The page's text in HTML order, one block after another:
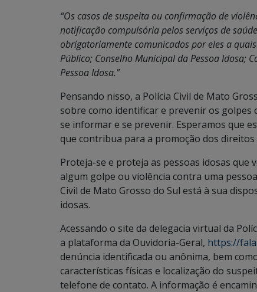
“Os casos de suspeita ou confirmação de
notificação compulsória pelos serviços de
obrigatoriamente comunicados por eles a
Público; Conselho Municipal da Pessoa Idosa;
Pessoa Idosa.”
Pensando nisso, a Polícia Civil de Mato
sobre como identificar e prevenir os golpes
se informar e se prevenir. Esperamos que
que contribua para a promoção dos direitos
Proteja-se e proteja as pessoas idosas que
algum golpe ou violência contra uma
Civil de Mato Grosso do Sul está à sua
idosas.
Acessando o site da delegacia virtual da
a plataforma da Ouvidoria-Geral, https://
denúncia identificada ou anônima, bem
características físicas e localização do
telefone de contato. A informação é